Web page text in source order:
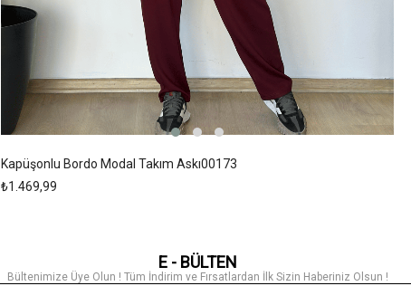
Kapüşonlu Bordo Modal Takım Askı00173
₺1.469,99
E - BÜLTEN
Bültenimize Üye Olun ! Tüm İndirim ve Fırsatlardan İlk Sizin Haberiniz Olsun !